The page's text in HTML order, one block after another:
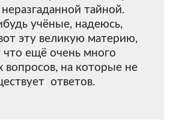
неразгаданной тайной.
учёные, надеюсь,
эту великую материю,
что ещё очень много
вопросов, на которые не
ответов.